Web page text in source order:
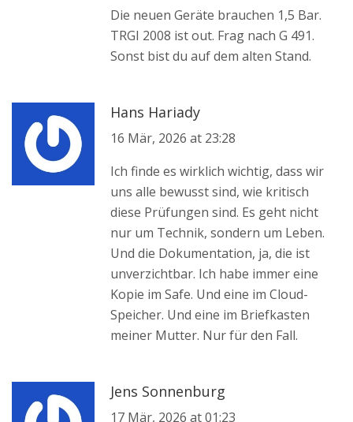
Die neuen Geräte brauchen 1,5 Bar.
TRGI 2008 ist out. Frag nach G 491.
Sonst bist du auf dem alten Stand.
Hans Hariady
16 Mär, 2026 at 23:28
Ich finde es wirklich wichtig, dass wir
uns alle bewusst sind, wie kritisch
diese Prüfungen sind. Es geht nicht
nur um Technik, sondern um Leben.
Und die Dokumentation, ja, die ist
unverzichtbar. Ich habe immer eine
Kopie im Safe. Und eine im Cloud-
Speicher. Und eine im Briefkasten
meiner Mutter. Nur für den Fall.
Jens Sonnenburg
17 Mär, 2026 at 01:23